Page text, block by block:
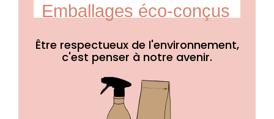
Emballages éco-conçus
Être respectueux de l'environnement,
c'est penser à notre avenir.